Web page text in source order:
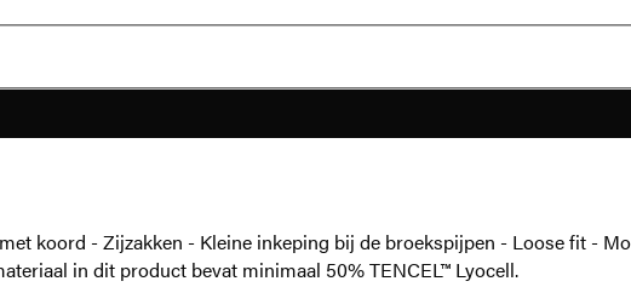
koord - Zijzakken - Kleine inkeping bij de broekspijpen - Loose fit -
in dit product bevat minimaal 50% TENCEL™ Lyocell.